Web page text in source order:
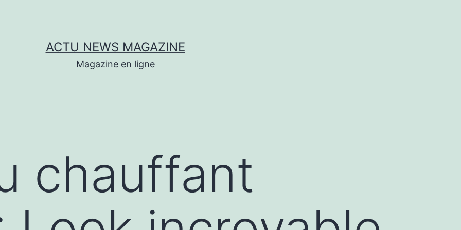
ACTU NEWS MAGAZINE
Magazine en ligne
chauffant